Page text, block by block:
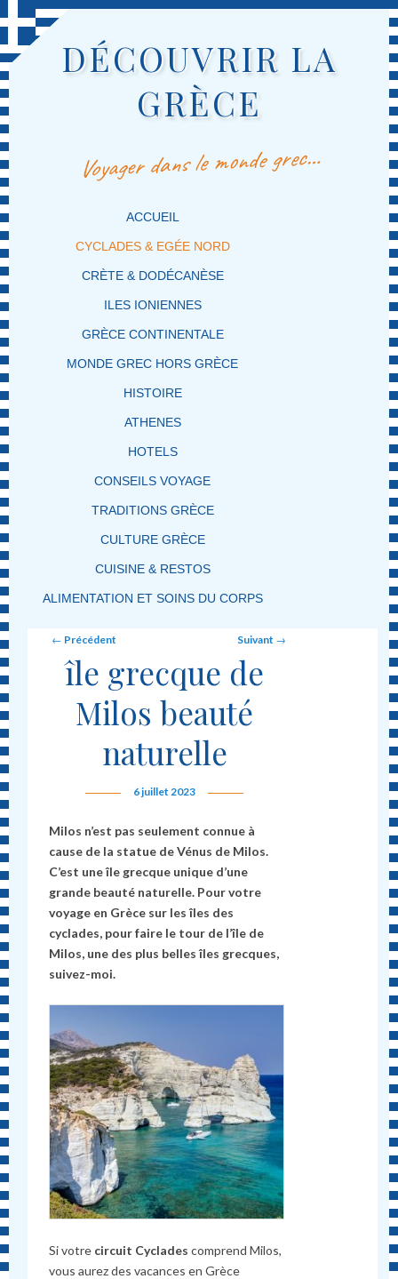
DÉCOUVRIR LA
GRÈCE
Voyager dans le monde grec…
MENU PRINCIPAL
MASQUER LA NAVIGATION PRINCIPALE
MASQUER LA NAVIGATION SECONDAIRE
ACCUEIL
CYCLADES & EGÉE NORD
CRÈTE & DODÉCANÈSE
ILES IONIENNES
GRÈCE CONTINENTALE
MONDE GREC HORS GRÈCE
HISTOIRE
ATHENES
HOTELS
CONSEILS VOYAGE
TRADITIONS GRÈCE
CULTURE GRÈCE
CUISINE & RESTOS
ALIMENTATION ET SOINS DU CORPS
Post navigation
← Précédent Suivant →
île grecque de
Milos beauté
naturelle
6 juillet 2023
Milos n’est pas seulement connue à
cause de la statue de Vénus de Milos.
C’est une île grecque unique d’une
grande beauté naturelle. Pour votre
voyage en Grèce sur les îles des
cyclades, pour faire le tour de l’île de
Milos, une des plus belles îles grecques,
suivez-moi.
Si votre circuit Cyclades comprend Milos,
vous aurez des vacances en Grèce